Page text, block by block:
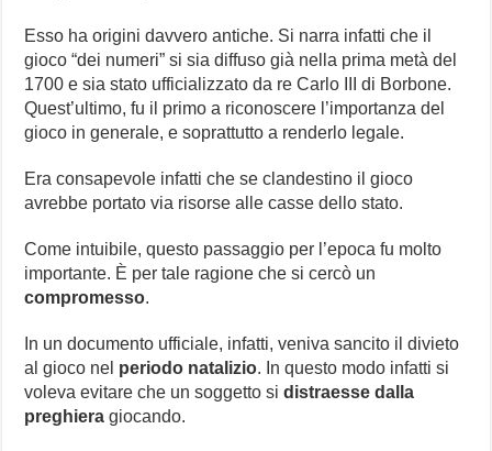
Esso ha origini davvero antiche. Si narra infatti che il
gioco “dei numeri” si sia diffuso già nella prima metà del
1700 e sia stato ufficializzato da re Carlo III di Borbone.
Quest’ultimo, fu il primo a riconoscere l’importanza del
gioco in generale, e soprattutto a renderlo legale.
Era consapevole infatti che se clandestino il gioco
avrebbe portato via risorse alle casse dello stato.
Come intuibile, questo passaggio per l’epoca fu molto
importante. È per tale ragione che si cercò un
compromesso.
In un documento ufficiale, infatti, veniva sancito il divieto
al gioco nel periodo natalizio. In questo modo infatti si
voleva evitare che un soggetto sidistraesse dalla
preghiera giocando.